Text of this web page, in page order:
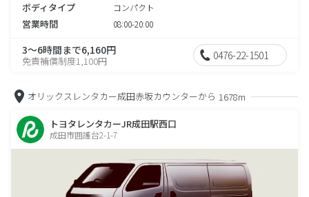
ボディタイプ コンパクト
営業時間 08:00-20:00
3～6時間まで6,160円
免責補償制度1,100円 0476-22-1501
オリックスレンタカー成田赤坂カウンターから 1678m
トヨタレンタカーJR成田駅西口
成田市囲護台2-1-7